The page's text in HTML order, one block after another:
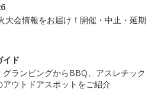
大会情報をお届け！開催・中止・延期
イド
グランピングからBBQ、アスレチック
アウトドアスポットをご紹介